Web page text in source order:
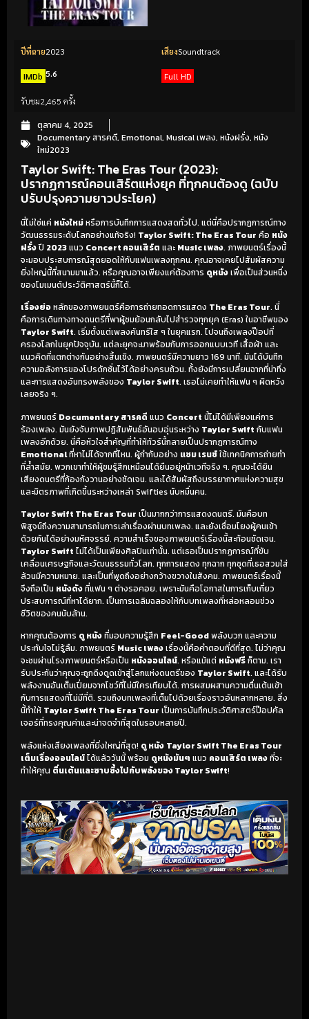
ปีที่ฉาย2023 เสียงSoundtrack
IMDb 5.6 Full HD
รับชม2,465 ครั้ง
ตุลาคม 4, 2025
Documentary สารคดี, Emotional, Musical เพลง, หนังฝรั่ง, หนัง
ใหม่2023
Taylor Swift: The Eras Tour (2023):
ปรากฏการณ์คอนเสิร์ตแห่งยุค ที่ทุกคนต้องดู (ฉบับ
ปรับปรุงความยาวประโยค)
นี่ไม่ใช่แค่ หนังใหม่หรือการบันทึกการแสดงสดทั่วไป. แต่นี่คือปรากฏการณ์ทาง
วัฒนธรรมระดับโลกอย่างแท้จริง! Taylor Swift: The Eras Tour คือ หนัง
ฝรั่งปี 2023แนว Concert คอนเสิร์ต และ Music เพลง. ภาพยนตร์เรื่องนี้
จะมอบประสบการณ์สุดยอดให้กับแฟนเพลงทุกคน. คุณอาจเคยไปสัมผัสความ
ยิ่งใหญ่นี้ที่สนามมาแล้ว. หรือคุณอาจเพียงแค่ต้องการ ดูหนังเพื่อเป็นส่วนหนึ่ง
ของโมเมนต์ประวัติศาสตร์นี้ก็ได้.
เรื่องย่อหลักของภาพยนตร์คือการถ่ายทอดการแสดง The Eras Tour. นี่
คือการเดินทางทางดนตรีที่พาผู้ชมย้อนกลับไปสำรวจทุกยุค (Eras) ในอาชีพของ
Taylor Swift. เริ่มตั้งแต่เพลงคันทรีใส ๆ ในยุคแรก. ไปจนถึงเพลงป๊อปที่
ครองโลกในยุคปัจจุบัน. แต่ละยุคจะมาพร้อมกับการออกแบบเวที เสื้อผ้า และ
แนวคิดที่แตกต่างกันอย่างสิ้นเชิง. ภาพยนตร์มีความยาว 169 นาที. มันได้บันทึก
ความอลังการของโปรดักชั่นไว้ได้อย่างครบถ้วน. ทั้งยังมีการเปลี่ยนฉากที่น่าทึ่ง
และการแสดงอันทรงพลังของ Taylor Swift. เธอไม่เคยทำให้แฟน ๆ ผิดหวัง
เลยจริง ๆ.
ภาพยนตร์ Documentary สารคดี แนว Concert นี้ไม่ได้มีเพียงแค่การ
ร้องเพลง. มันยังจับภาพปฏิสัมพันธ์อันอบอุ่นระหว่าง Taylor Swift กับแฟน
เพลงอีกด้วย. นี่คือหัวใจสำคัญที่ทำให้ทัวร์นี้กลายเป็นปรากฏการณ์ทาง
Emotionalที่หาไม่ได้จากที่ไหน. ผู้กำกับอย่าง แซม เรนช์ใช้เทคนิคการถ่ายทำ
ที่ล้ำสมัย. พวกเขาทำให้ผู้ชมรู้สึกเหมือนได้ยืนอยู่หน้าเวทีจริง ๆ. คุณจะได้ยิน
เสียงดนตรีที่ก้องกังวานอย่างชัดเจน. และได้สัมผัสถึงบรรยากาศแห่งความสุข
และมิตรภาพที่เกิดขึ้นระหว่างเหล่า Swifties นับหมื่นคน.
Taylor Swift The Eras Tour เป็นมากกว่าการแสดงดนตรี. มันคือบท
พิสูจน์ถึงความสามารถในการเล่าเรื่องผ่านบทเพลง. และยังเชื่อมโยงผู้คนเข้า
ด้วยกันได้อย่างมหัศจรรย์. ความสำเร็จของภาพยนตร์เรื่องนี้สะท้อนชัดเจน.
Taylor Swift ไม่ได้เป็นเพียงศิลปินเท่านั้น. แต่เธอเป็นปรากฏการณ์ที่ขับ
เคลื่อนเศรษฐกิจและวัฒนธรรมทั่วโลก. ทุกการแสดง ทุกฉาก ทุกชุดที่เธอสวมใส่
ล้วนมีความหมาย. และเป็นที่พูดถึงอย่างกว้างขวางในสังคม. ภาพยนตร์เรื่องนี้
จึงถือเป็น หนังดังที่แฟน ๆ ต่างรอคอย. เพราะมันคือโอกาสในการเก็บเกี่ยว
ประสบการณ์ที่หาได้ยาก. เป็นการเฉลิมฉลองให้กับบทเพลงที่หล่อหลอมช่วง
ชีวิตของคนนับล้าน.
หากคุณต้องการ ดู หนังที่มอบความรู้สึก Feel-Goodพลังบวก และความ
ประทับใจไม่รู้ลืม. ภาพยนตร์ Music เพลงเรื่องนี้คือคำตอบที่ดีที่สุด. ไม่ว่าคุณ
จะชมผ่านโรงภาพยนตร์หรือเป็น หนังออนไลน์. หรือแม้แต่ หนังฟรีก็ตาม. เรา
รับประกันว่าคุณจะถูกดึงดูดเข้าสู่โลกแห่งดนตรีของ Taylor Swift. และได้รับ
พลังงานอันเต็มเปี่ยมจากโชว์ที่ไม่มีใครเทียบได้. การผสมผสานความตื่นเต้นเข้า
กับการแสดงที่ไม่มีที่ติ. รวมถึงบทเพลงที่เต็มไปด้วยเรื่องราวอันหลากหลาย. สิ่ง
นี้ทำให้ Taylor Swift The Eras Tour เป็นการบันทึกประวัติศาสตร์ป๊อปคัล
เจอร์ที่ทรงคุณค่าและน่าจดจำที่สุดในรอบหลายปี.
พลังแห่งเสียงเพลงที่ยิ่งใหญ่ที่สุด! ดู หนัง Taylor Swift The Eras Tour
เต็มเรื่องออนไลน์ได้แล้ววันนี้ พร้อม ดูหนังมันๆ แนว คอนเสิร์ต เพลงที่จะ
ทำให้คุณ ตื่นเต้นและซาบซึ้งไปกับพลังของ Taylor Swift!